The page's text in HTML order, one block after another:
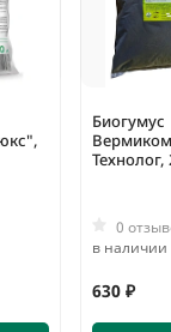
Биогумус
Технолог,
0
в наличии
630 ₽